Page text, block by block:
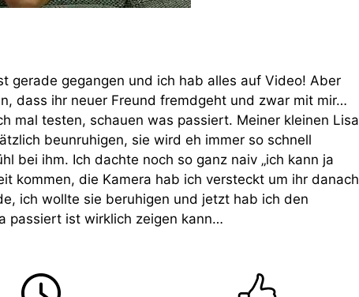
gerade gegangen und ich hab alles auf Video! Aber
dass ihr neuer Freund fremdgeht und zwar mit mir…
mal testen, schauen was passiert. Meiner kleinen Lisa
beunruhigen, sie wird eh immer so schnell
bei ihm. Ich dachte noch so ganz naiv „ich kann ja
kommen, die Kamera hab ich versteckt um ihr danach
ich wollte sie beruhigen und jetzt hab ich den
passiert ist wirklich zeigen kann…